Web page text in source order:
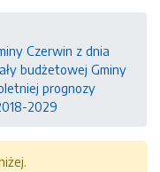
Czerwin z dnia
budżetowej Gminy
prognozy
2029